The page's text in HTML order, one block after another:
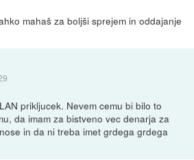
mahaš za boljši sprejem in oddajanje
prikljucek. Nevem cemu bi bilo to
da imam za bistveno vec denarja za
in da ni treba imet grdega grdega